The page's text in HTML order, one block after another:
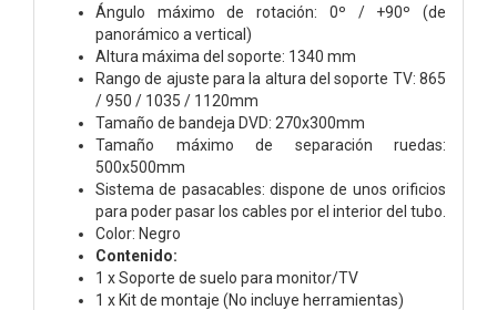
Ángulo máximo de rotación: 0º / +90º (de
panorámico a vertical)
Altura máxima del soporte: 1340 mm
Rango de ajuste para la altura del soporte TV: 865
/ 950 / 1035 / 1120mm
Tamaño de bandeja DVD: 270x300mm
Tamaño máximo de separación ruedas:
500x500mm
Sistema de pasacables: dispone de unos orificios
para poder pasar los cables por el interior del tubo.
Color: Negro
Contenido:
1 x Soporte de suelo para monitor/TV
1 x Kit de montaje (No incluye herramientas)